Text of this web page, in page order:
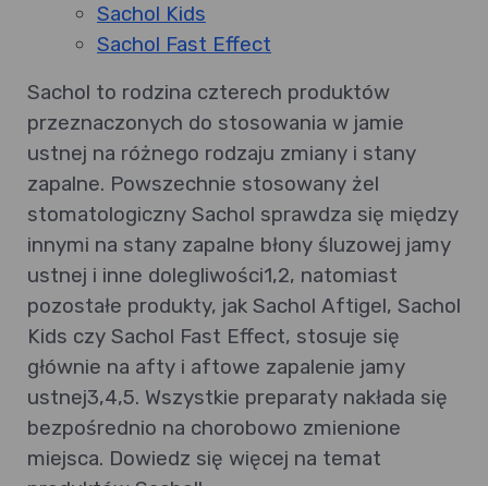
Sachol Kids
Sachol Fast Effect
Sachol to rodzina czterech produktów
przeznaczonych do stosowania w jamie
ustnej na różnego rodzaju zmiany i stany
zapalne. Powszechnie stosowany żel
stomatologiczny Sachol sprawdza się między
innymi na stany zapalne błony śluzowej jamy
ustnej i inne dolegliwości1,2, natomiast
pozostałe produkty, jak Sachol Aftigel, Sachol
Kids czy Sachol Fast Effect, stosuje się
głównie na afty i aftowe zapalenie jamy
ustnej3,4,5. Wszystkie preparaty nakłada się
bezpośrednio na chorobowo zmienione
miejsca. Dowiedz się więcej na temat